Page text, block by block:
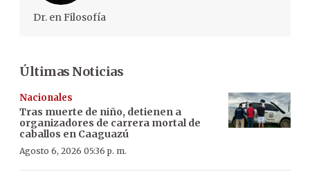
Dr. en Filosofía
Últimas Noticias
Nacionales
Tras muerte de niño, detienen a
organizadores de carrera mortal de
caballos en Caaguazú
Agosto 6, 2026 05:36 p. m.